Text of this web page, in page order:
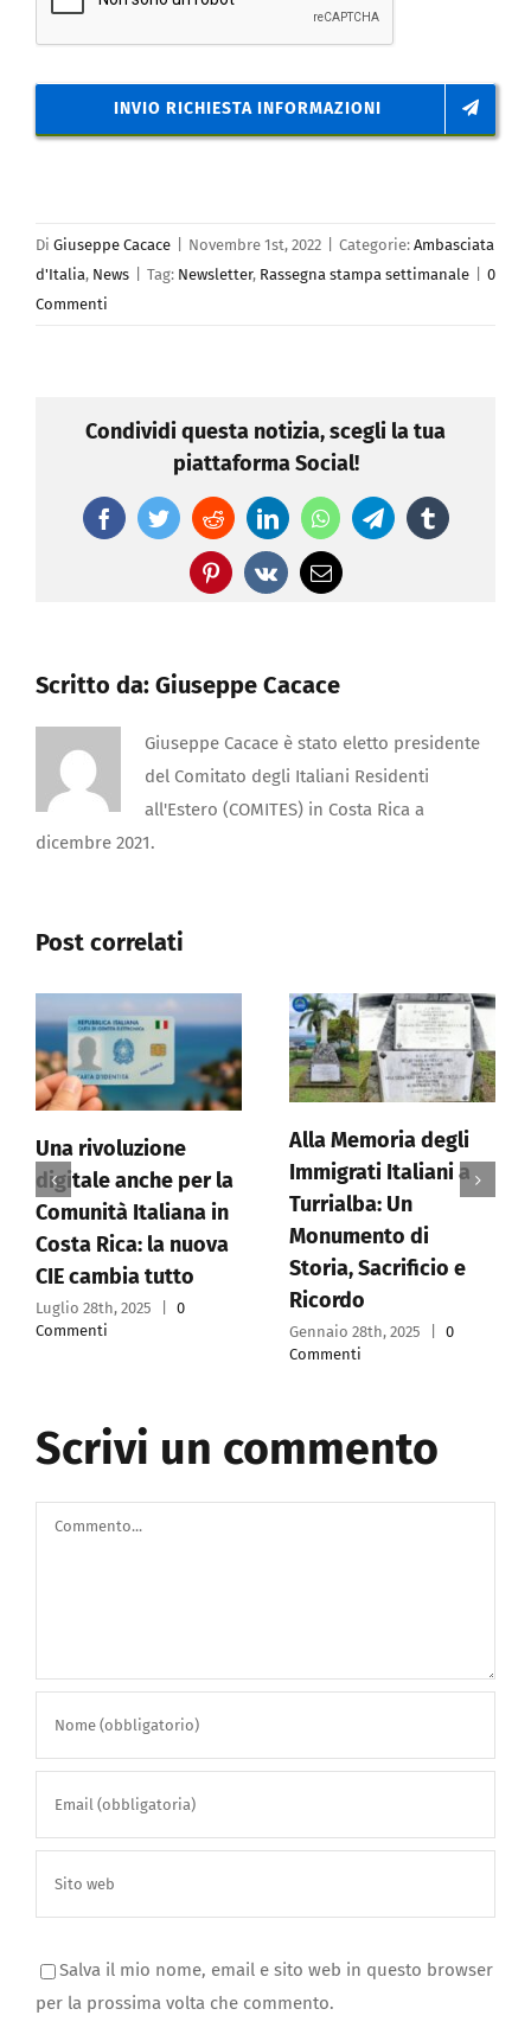
INVIO RICHIESTA INFORMAZIONI
Di Giuseppe Cacace Novembre 1st, 2022 Categorie: Ambasciata
d'Italia, News Tag: Newsletter, Rassegna stampa settimanale
0
Commenti
Condividi questa notizia, scegli la tua
piattaforma Social!
FacebookTwitterRedditLinkedInWhatsAppTelegramTumblr
Pinterest
Vk Email
Scritto da: Giuseppe Cacace
Giuseppe Cacace è stato eletto presidente
del Comitato degli Italiani Residenti
all'Estero (COMITES) in Costa Rica a
dicembre 2021.
Post correlati
Alla Memoria degli
Immigrati Italiani a
Turrialba: Un
Monumento di
Storia, Sacrificio e
Ricordo
Gennaio 28th, 2025
Comites del Costa
Rica accoglie
delegazione
parlamentare
italiana: un ponte tra
Italia e comunità
all’estero
Salva il mio nome, email e sito web in questo browser